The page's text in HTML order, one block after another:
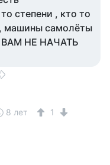
степени , кто то
машины самолёты
ВАМ НЕ НАЧАТЬ
8 лет 1